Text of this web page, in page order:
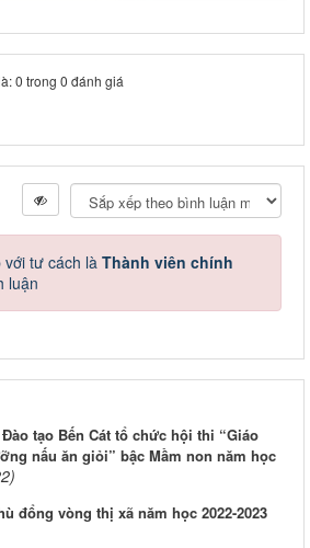
0 trong 0 đánh giá
với tư cách làThành viên chính
luận
tạo Bến Cát tổ chức hội thi “Giáo
nấu ăn giỏi” bậc Mầm non năm học
đổng vòng thị xã năm học 2022-2023